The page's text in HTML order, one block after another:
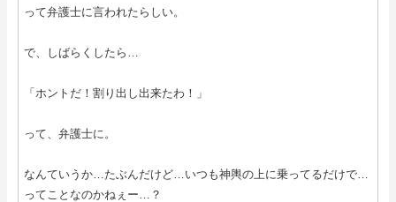
って弁護士に言われたらしい。
で、しばらくしたら…
「ホントだ！割り出し出来たわ！」
って、弁護士に。
なんていうか…たぶんだけど…いつも神輿の上に乗ってるだけで…
ってことなのかねぇー…？